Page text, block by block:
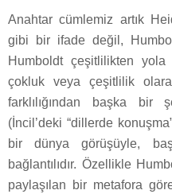
Anahtar cümlemiz artık
gibi bir ifade değil,
Humboldt çeşitlilikten yola
çokluk veya çeşitlilik
farklılığından başka bir
(İncil’deki “dillerde
bir dünya görüşüyle,
bağlantılıdır. Özellikle
paylaşılan bir metafora